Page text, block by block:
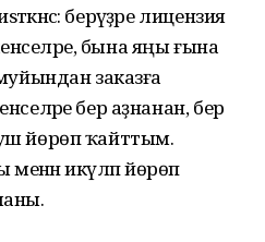
берәүҙәре лицензия
бына яңы ғына
заказға
бер аҙнанан, бер
йөрөп ҡайттым.
икәүләп йөрөп